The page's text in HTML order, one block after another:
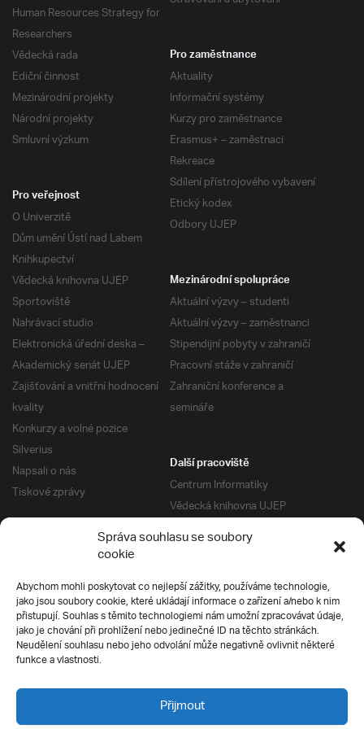
Správa souhlasu se soubory
cookie
Abychom mohli poskytovat co nejlepší zážitky, používáme technologie,
jako jsou soubory cookie, které ukládají informace o zařízení a/nebo k nim
přistupují. Souhlas s těmito technologiemi nám umožní zpracovávat údaje,
jako je chování při prohlížení nebo jedinečné ID na těchto stránkách.
Neudělení souhlasu nebo jeho odvolání může negativně ovlivnit některé
funkce a vlastnosti.
Přijmout
Human Resources Strategy for
Researchers
Vědecká rada
Ediční činnost
Mezinárodní projekty
Národní projekty
Smluvní výzkum
Pro zaměstnance
Aktuality
Informační systémy
Kurzy pro zaměstnance
Erasmus+ – zaměstnaci
Rekreace
Sdílení přístrojového vybavení
Etický kodex
Odbory UJEP
Pro veřejnost
O Univerzitě
Dům umění Ústí nad Labem
Knihkupectví
Vědecká knihovna UJEP
Sportoviště
Nahrávací studio
Elektronická úřední deska –
Akademický senát UJEP
Zajišťování a vnitřní hodnocení
kvality
Konkurzy a volné pozice
Silverius
Napsali o nás
Tiskové zprávy
Mezinárodní spolupráce
Aktuální výzvy – studenti
Aktuální výzvy – zaměstnanci
Stipendijní pobyty v zahraničí
Pracovní stáže v zahraničí
Zahraniční konference a
semináře
Další pracoviště
Centrum Informatiky
Vědecká knihovna UJEP
Správa kolejí a menz
Univerzitní centrum podpory
Silverius
Pro uchazeče
Přijímací řízení
E-prihlaska
Přípravné kurzy
Ochrana soukromí